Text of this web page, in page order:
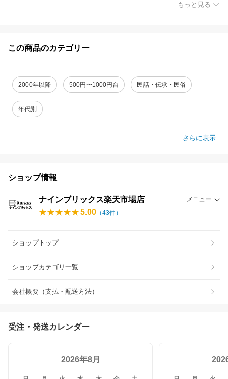
もっと見る
この商品のカテゴリー
2000年以降 500円〜1000円台 民話・伝承・民俗
年代別
さらに表示
ショップ情報
ナインブリックス楽天市場店 メニュー
5.00 （43件）
ショップトップ
ショップカテゴリ一覧
会社概要（支払・配送方法）
受注・発送カレンダー
2026年8月